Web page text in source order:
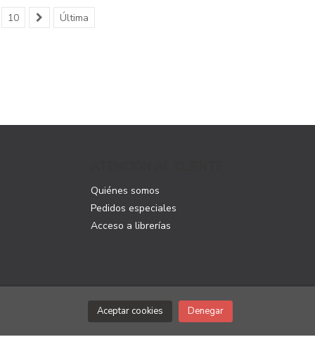
10 Última
Quiénes somos
Pedidos especiales
Acceso a librerías
Aceptar cookies Denegar